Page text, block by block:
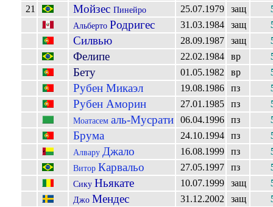
21
МойзесПинейро 25.07.1979 защ
Альберто Родригес 31.03.1984 защ
Силвью 28.09.1987 защ
Фелипе 22.02.1984 вр
Бету 01.05.1982 вр
Рубен Микаэл 19.08.1986 пз
Рубен Аморин 27.01.1985 пз
Моатасемаль-Мусрати 06.04.1996 пз
Брума 24.10.1994 пз
Алвару Джало 16.08.1999 пз
Витор Карвальо 27.05.1997 пз
Сику Ньякате 10.07.1999 защ
Джо Мендес 31.12.2002 защ